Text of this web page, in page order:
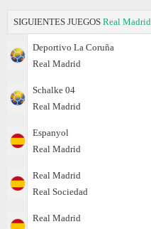
SIGUIENTES JUEGOS Real Madrid
Deportivo La Coruña
Real Madrid
Schalke 04
Real Madrid
Espanyol
Real Madrid
Real Madrid
Real Sociedad
Real Madrid